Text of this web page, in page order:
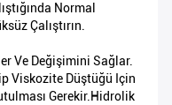
Normal
Çalıştırın.
Ve Değişimini Sağlar.
Viskozite Düştüğü Için
Gerekir.Hidrolik